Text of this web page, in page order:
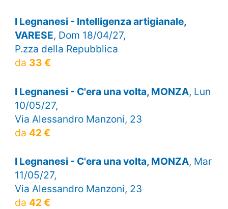
I Legnanesi - Intelligenza artigianale,
VARESE, Dom 18/04/27,
P.zza della Repubblica
da 33 €
I Legnanesi - C'era una volta, MONZA, Lun
10/05/27,
Via Alessandro Manzoni, 23
da 42 €
I Legnanesi - C'era una volta, MONZA, Mar
11/05/27,
Via Alessandro Manzoni, 23
da 42 €